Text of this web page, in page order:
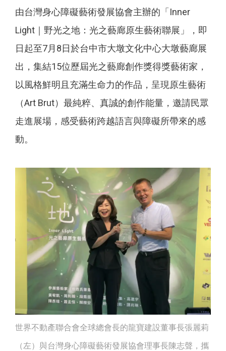
由台灣身心障礙藝術發展協會主辦的「Inner
Light｜野光之地：光之藝廊原生藝術聯展」，即
日起至7月8日於台中市大墩文化中心大墩藝廊展
出，集結15位歷屆光之藝廊創作獎得獎藝術家，
以風格鮮明且充滿生命力的作品，呈現原生藝術
（Art Brut）最純粹、真誠的創作能量，邀請民眾
走進展場，感受藝術跨越語言與障礙所帶來的感
動。
世界不動產聯合會全球總會長的龍寶建設董事長張麗莉
（左）與台灣身心障礙藝術發展協會理事長陳志聲，攜